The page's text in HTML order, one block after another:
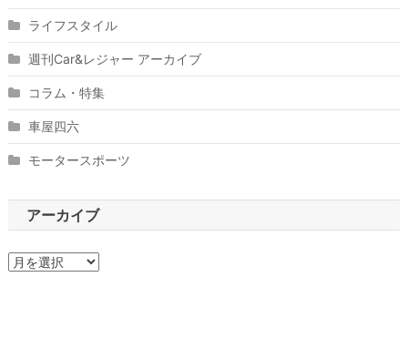
ライフスタイル
週刊Car&レジャー アーカイブ
コラム・特集
車屋四六
モータースポーツ
アーカイブ
ア